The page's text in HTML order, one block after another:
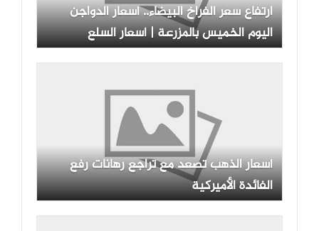
ارتفاع سعر الفراخ البيضاء.. أسعار الدواجن
اليوم الخميس بالمزرعة | أسعار السلع
أسعار الذهب تصعد مع تراجع رهانات رفع
الفائدة الأميركية